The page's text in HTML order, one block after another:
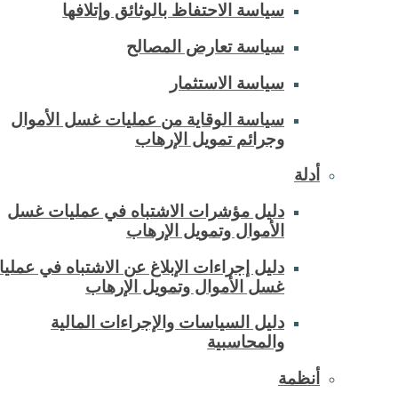
سياسة الاحتفاظ بالوثائق وإتلافها
سياسة تعارض المصالح
سياسة الاستثمار
سياسة الوقاية من عمليات غسل الأموال
وجرائم تمويل الإرهاب
أدلة
دليل مؤشرات الاشتباه في عمليات غسل
الأموال وتمويل الإرهاب
دليل إجراءات الإبلاغ عن الاشتباه في
غسل الأموال وتمويل الإرهاب
دليل السياسات والإجراءات المالية
والمحاسبية
أنظمة